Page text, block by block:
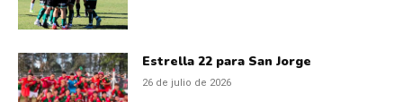
Estrella 22 para San Jorge
26 de julio de 2026